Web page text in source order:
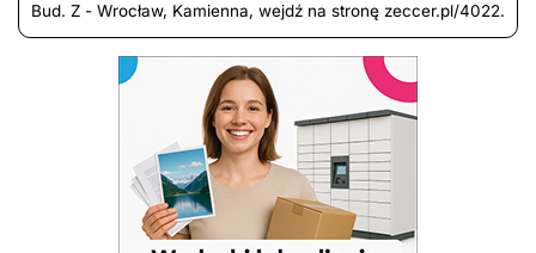
Bud. Z - Wrocław, Kamienna, wejdź na stronę zeccer.pl/4022.